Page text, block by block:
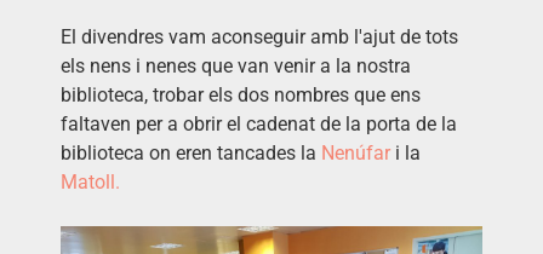
El divendres vam aconseguir amb l'ajut de tots
els nens i nenes que van venir a la nostra
biblioteca, trobar els dos nombres que ens
faltaven per a obrir el cadenat de la porta de la
biblioteca on eren tancades la Nenúfar i la
Matoll.